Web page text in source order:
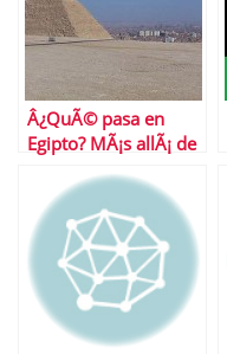
Â¿QuÃ© pasa en
Egipto? MÃ¡s allÃ¡ de